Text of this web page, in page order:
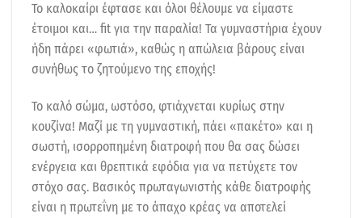
Το καλοκαίρι έφτασε και όλοι θέλουμε να είμαστε
έτοιμοι και… fit για την παραλία! Τα γυμναστήρια έχουν
ήδη πάρει «φωτιά», καθώς η απώλεια βάρους είναι
συνήθως το ζητούμενο της εποχής!
Το καλό σώμα, ωστόσο, φτιάχνεται κυρίως στην
κουζίνα! Μαζί με τη γυμναστική, πάει «πακέτο» και η
σωστή, ισορροπημένη διατροφή που θα σας δώσει
ενέργεια και θρεπτικά εφόδια για να πετύχετε τον
στόχο σας. Βασικός πρωταγωνιστής κάθε διατροφής
είναι η πρωτεΐνη με το άπαχο κρέας να αποτελεί